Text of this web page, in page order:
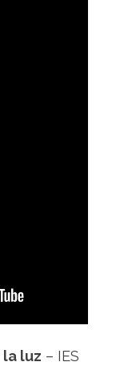
luz – IES